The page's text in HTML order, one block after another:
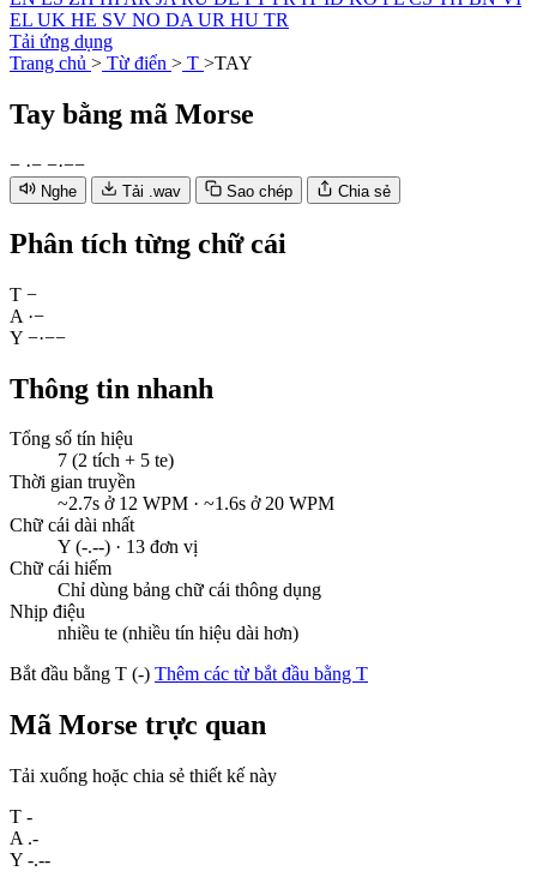
EL UK HE SV NO DA UR HU TR
Tải ứng dụng
Trang chủ > Từ điển > T >TAY
Tay bằng mã Morse
− ·− −·−−
Nghe Tải .wav Sao chép Chia sẻ
Phân tích từng chữ cái
T −
A ·−
Y −·−−
Thông tin nhanh
Tổng số tín hiệu
7 (2 tích + 5 te)
Thời gian truyền
~2.7s ở 12 WPM · ~1.6s ở 20 WPM
Chữ cái dài nhất
Y (-.--) · 13 đơn vị
Chữ cái hiếm
Chỉ dùng bảng chữ cái thông dụng
Nhịp điệu
nhiều te (nhiều tín hiệu dài hơn)
Bắt đầu bằng T (-) Thêm các từ bắt đầu bằng T
Mã Morse trực quan
Tải xuống hoặc chia sẻ thiết kế này
T -
A .-
Y -.--